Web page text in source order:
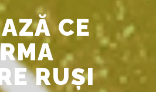
CE
RUȘI